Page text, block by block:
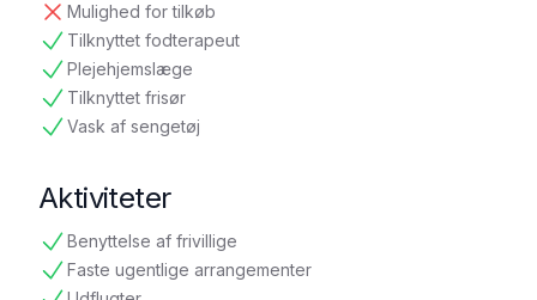
Mulighed for tilkøb
ikke tilgængelig
Tilknyttet fodterapeut
tilgængelig
Plejehjemslæge
tilgængelig
Tilknyttet frisør
tilgængelig
Vask af sengetøj
tilgængelig
Aktiviteter
Benyttelse af frivillige
tilgængelig
Faste ugentlige arrangementer
tilgængelig